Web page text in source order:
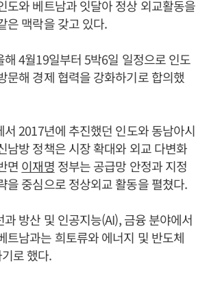
도와 베트남과 잇달아 정상 외교활동을
은 맥락을 갖고 있다.
해 4월19일부터 5박6일 일정으로 인도
문해 경제 협력을 강화하기로 합의했
2017년에 추진했던 인도와 동남아시
남방 정책은 시장 확대와 외교 다변화
면 이재명 정부는 공급망 안정과 지정
을 중심으로 정상외교 활동을 펼쳤다.
방산 및 인공지능(AI), 금융 분야에서
트남과는 희토류와 에너지 및 반도체
로 했다.